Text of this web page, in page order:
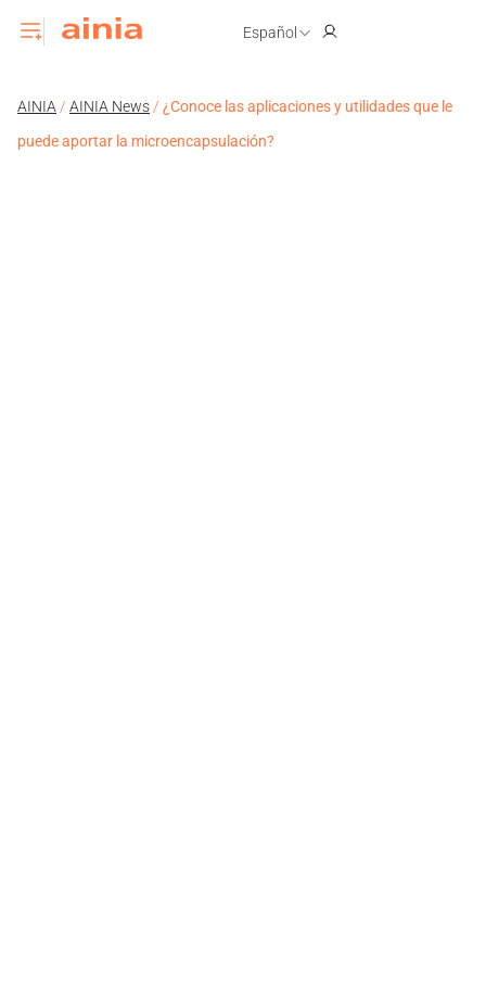
Español
AINIA / AINIA News / ¿Conoce las aplicaciones y utilidades que le
puede aportar la microencapsulación?